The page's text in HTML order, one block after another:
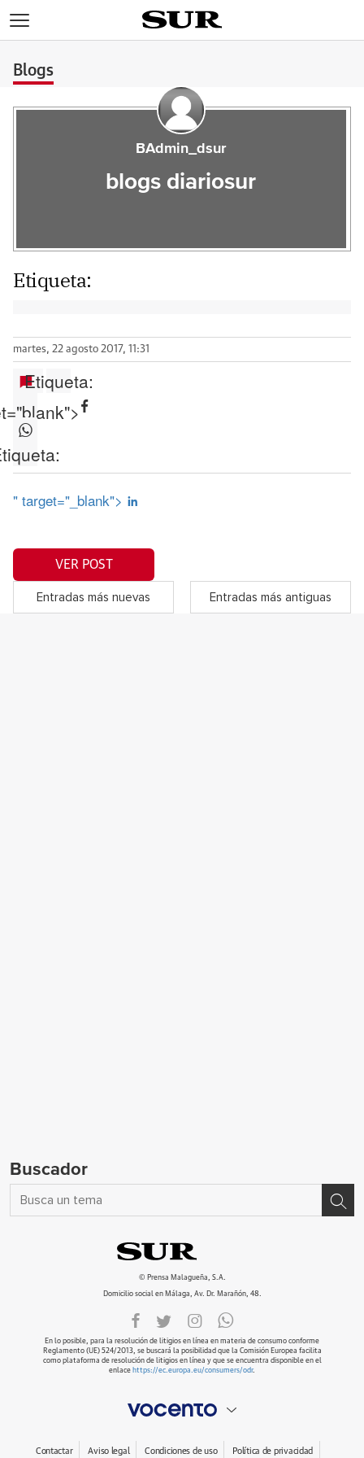
Blogs
BAdmin_dsur
blogs diariosur
Etiqueta:
martes, 22 agosto 2017, 11:31
Etiqueta:
" target="_blank">
VER POST
Entradas más nuevas Entradas más antiguas
Buscador
© Prensa Malagueña, S.A.
Domicilio social en Málaga, Av. Dr. Marañón, 48.
En lo posible, para la resolución de litigios en línea en materia de consumo conforme
Reglamento (UE) 524/2013, se buscará la posibilidad que la Comisión Europea facilita
como plataforma de resolución de litigios en línea y que se encuentra disponible en el
enlace https://ec.europa.eu/consumers/odr.
Contactar Aviso legal Condiciones de uso Política de privacidad